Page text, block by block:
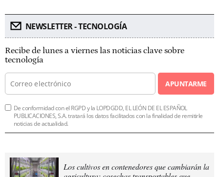
NEWSLETTER - TECNOLOGÍA
Recibe de lunes a viernes las noticias clave sobre
tecnología
APUNTARME
De conformidad con el RGPD y la LOPDGDD, EL LEÓN DE EL ESPAÑOL
PUBLICACIONES, S.A. tratará los datos facilitados con la finalidad de remitirle
noticias de actualidad.
Los cultivos en contenedores que cambiarán la